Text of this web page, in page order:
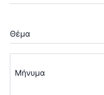
Θέμα
Μήνυμα